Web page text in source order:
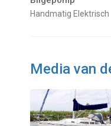
Handmatig Elektrisch
Media van